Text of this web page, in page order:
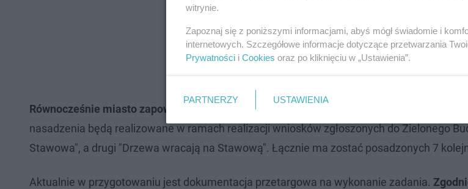
Równocześnie miasto zapowiada, że przy ul. Stawowej na dwóch kasztanowcach zieleń
nasadzenia będą realizowane w ramach realizacji wniosków zgłoszonych do Zielonego
Stawowa", a drugi "Drzewa wracają na Stawową". Łącznie ma zostać posadzonych 7
Aktualnie w przygotowaniu jest dokumentacja przetargowa na wykonanie zadania.
witrynie.
Zapoznaj się z poniższymi informacjami, abyś mógł świadomie i
internetowych. Szczegółowe informacje dotyczące przetwarzania
Prywatności i Cookies oraz po kliknięciu w „Ustawienia”.
PARTNERZY USTAWIENIA